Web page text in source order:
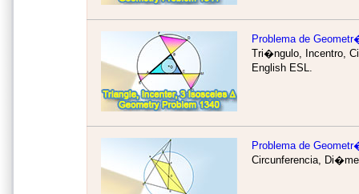
Problema de
Tri�ngulo, Incentro,
English ESL.
Problema de
Circunferencia,